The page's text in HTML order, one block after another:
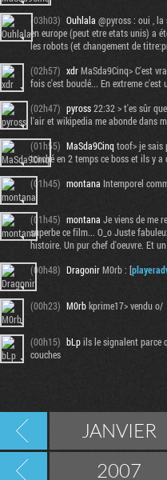
(03h03) Ouhlala @pyross : oui , la
en europe (peut etre etats unis) a
les robots (et changement de
(02h57) xdrMaSda9Cinq> C'est
fois c'est bouclé... En extreme c'est
(02h47) pyross22:32 > t'es sûr
l'air et wikipedia me abonde dans
(01h55) MaSda9Cinqtoof> je sais
torché en 2 temps ce boss et ils y
(01h45) montana Intemporel
(01h45) montana Je viens de me
superbe ce film... O_o Juste
histoire. Un pur chef d'oeuvre. Et
(00h48) DragonirM0rb : [
(00h23) M0rbkprime17> vendu o/
(00h15) bLpils le signalent parce
couches
JANVIER
2007